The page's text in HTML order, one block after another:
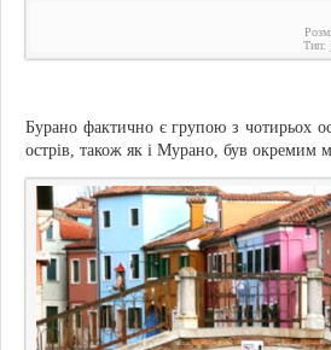
Тип:
Бурано фактично є групою з чотирьох
острів, також як і Мурано, був окремим